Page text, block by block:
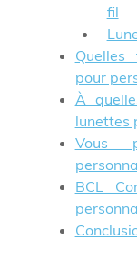
fil
pour
À
lunettes
Vous
BCL